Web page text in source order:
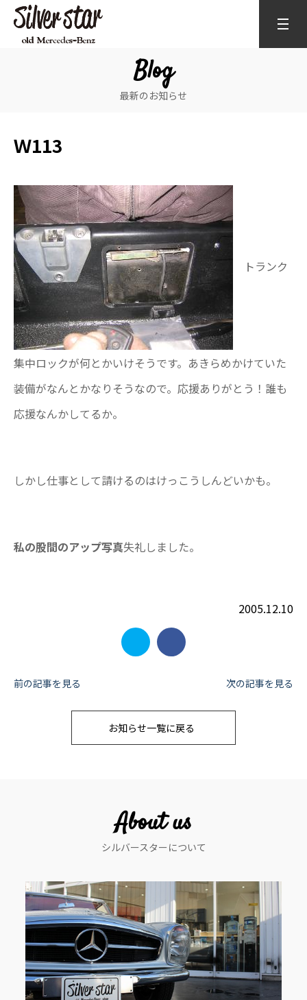
Blog
最新のお知らせ
Ｗ113
トランク
集中ロックが何とかいけそうです。あきらめかけていた
装備がなんとかなりそうなので。応援ありがとう！誰も
応援なんかしてるか。
しかし仕事として請けるのはけっこうしんどいかも。
私の股間のアップ写真失礼しました。
2005.12.10
投
ン
前の記事を見る 次の記事を見る
お知らせ一覧に戻る
About us
シルバースターについて